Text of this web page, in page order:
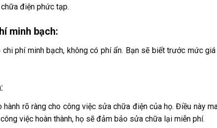
điện phức tạp.
minh bạch:
chi phí minh bạch, không có phí ẩn. Bạn sẽ biết trước mức
:
hành rõ ràng cho công việc sửa chữa điện của họ. Điều này
việc hoàn thành, họ sẽ đảm bảo sửa chữa lại miễn phí.